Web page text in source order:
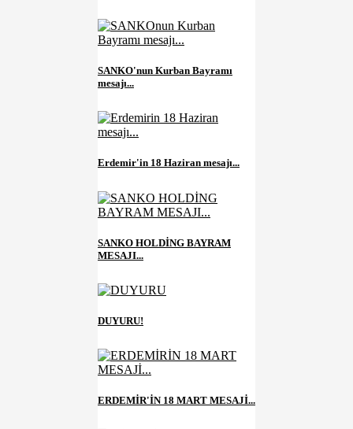
SANKO'nun Kurban Bayramı
mesajı...
Erdemir'in 18 Haziran mesajı...
SANKO HOLDİNG BAYRAM
MESAJI...
DUYURU!
ERDEMİR'İN 18 MART MESAJİ...